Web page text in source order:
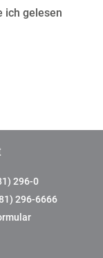
ich gelesen
296-0
296-6666